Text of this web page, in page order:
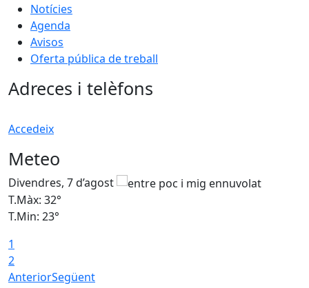
Notícies
Agenda
Avisos
Oferta pública de treball
Adreces i telèfons
Accedeix
Meteo
Divendres, 7 d’agost
T.Màx: 32°
T.Min: 23°
1
2
AnteriorSegüent